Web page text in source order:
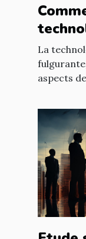
les
La
aspects